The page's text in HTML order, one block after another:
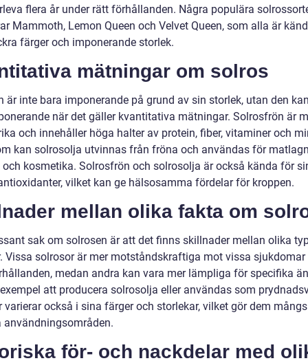
flera år under rätt förhållanden. Några populära
Mammoth, Lemon Queen och Velvet Queen, som alla är
färger och imponerande storlek.
mätningar om solros
är inte bara imponerande på grund av sin storlek, utan den
när det gäller kvantitativa mätningar. Solrosfrön är
och innehåller höga halter av protein, fiber, vitaminer och
kan solrosolja utvinnas från fröna och användas för
kosmetika. Solrosfrön och solrosolja är också kända för
vilket kan ge hälsosamma fördelar för kroppen.
mellan olika fakta om
sak om solrosen är att det finns skillnader mellan olika
Vissa solrosor är mer motståndskraftiga mot vissa sjukdomar
medan andra kan vara mer lämpliga för specifika
att producera solrosolja eller användas som
varierar också i sina färger och storlekar, vilket gör dem
användningsområden.
för- och nackdelar med